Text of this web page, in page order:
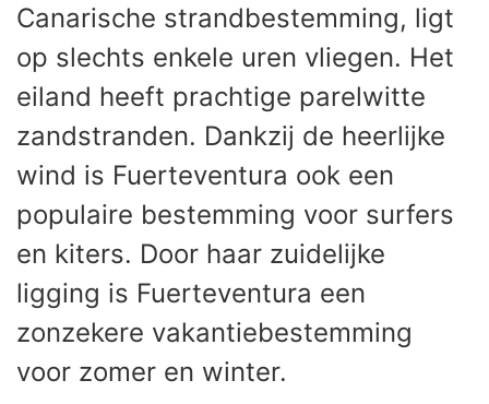
Canarische strandbestemming, ligt
op slechts enkele uren vliegen. Het
eiland heeft prachtige parelwitte
zandstranden. Dankzij de heerlijke
wind is Fuerteventura ook een
populaire bestemming voor surfers
en kiters. Door haar zuidelijke
ligging is Fuerteventura een
zonzekere vakantiebestemming
voor zomer en winter.